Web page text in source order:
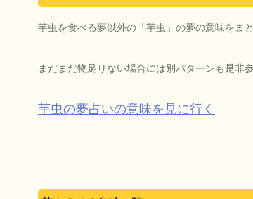
芋虫を食べる夢以外の「芋虫」の夢の意味をまと
まだまだ物足りない場合には別パターンも是非
芋虫の夢占いの意味を見に行く